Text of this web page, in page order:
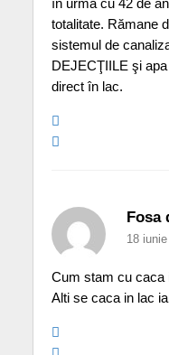
în urmă cu 42 de
totalitate. Rămane
sistemul de
DEJECŢIILE şi
direct în lac.
Fosa
18
Cum stam cu
Alti se caca in lac